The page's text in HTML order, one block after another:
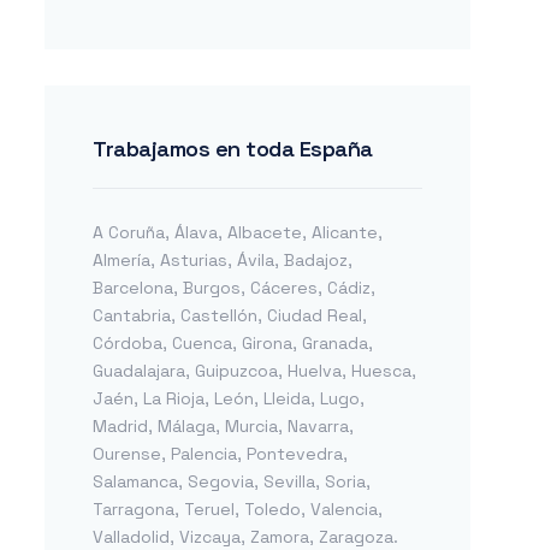
Trabajamos en toda España
A Coruña, Álava, Albacete, Alicante,
Almería, Asturias, Ávila, Badajoz,
Barcelona, Burgos, Cáceres, Cádiz,
Cantabria, Castellón, Ciudad Real,
Córdoba, Cuenca, Girona, Granada,
Guadalajara, Guipuzcoa, Huelva, Huesca,
Jaén, La Rioja, León, Lleida, Lugo,
Madrid, Málaga, Murcia, Navarra,
Ourense, Palencia, Pontevedra,
Salamanca, Segovia, Sevilla, Soria,
Tarragona, Teruel, Toledo, Valencia,
Valladolid, Vizcaya, Zamora, Zaragoza.